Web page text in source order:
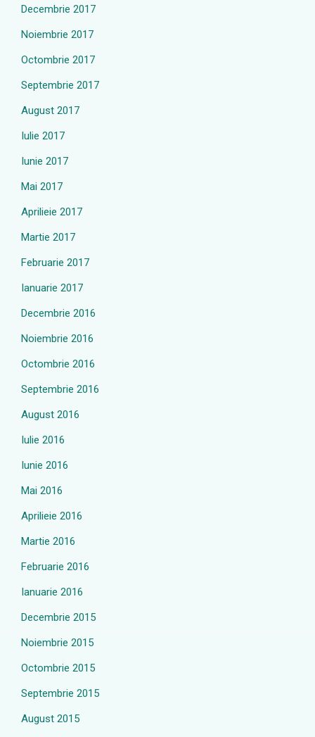
Decembrie 2017
Noiembrie 2017
Octombrie 2017
Septembrie 2017
August 2017
Iulie 2017
Iunie 2017
Mai 2017
Aprilieie 2017
Martie 2017
Februarie 2017
Ianuarie 2017
Decembrie 2016
Noiembrie 2016
Octombrie 2016
Septembrie 2016
August 2016
Iulie 2016
Iunie 2016
Mai 2016
Aprilieie 2016
Martie 2016
Februarie 2016
Ianuarie 2016
Decembrie 2015
Noiembrie 2015
Octombrie 2015
Septembrie 2015
August 2015